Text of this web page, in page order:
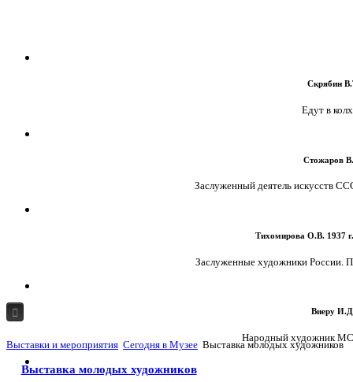
Скрябин
Едут в
Стожаров
Заслуженный деятель искусств
Тихомирова О.В. 1937
Заслуженные художники России.
Виеру
Народный художник
МУЗЕЙ И ЗРИТЕЛЬ
Выставки и мероприятия Сегодня в Музее Выставка молодых художников
Выставка молодых художников